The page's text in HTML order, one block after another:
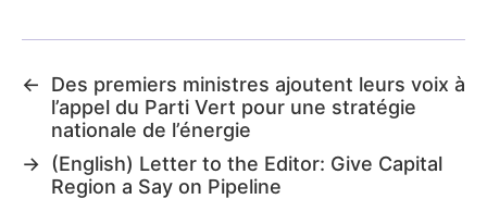
←
Des premiers ministres ajoutent leurs voix à
l’appel du Parti Vert pour une stratégie
nationale de l’énergie
→ (English) Letter to the Editor: Give Capital
Region a Say on Pipeline